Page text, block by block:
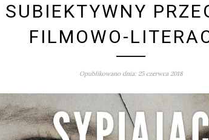
SUBIEKTYWNY
FILMOWO-
Opublikowano dnia: 25 czerwca 2018